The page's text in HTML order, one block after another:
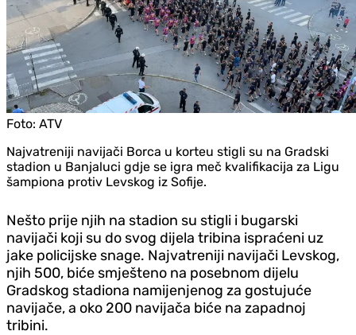
Foto: ATV
Najvatreniji navijači Borca u korteu stigli su na Gradski
stadion u Banjaluci gdje se igra meč kvalifikacija za Ligu
šampiona protiv Levskog iz Sofije.
Nešto prije njih na stadion su stigli i bugarski
navijači koji su do svog dijela tribina ispraćeni uz
jake policijske snage. Najvatreniji navijači Levskog,
njih 500, biće smješteno na posebnom dijelu
Gradskog stadiona namijenjenog za gostujuće
navijače, a oko 200 navijača biće na zapadnoj
tribini.